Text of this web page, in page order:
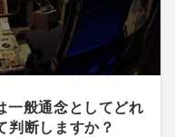
般通念としてどれ
判断しますか？